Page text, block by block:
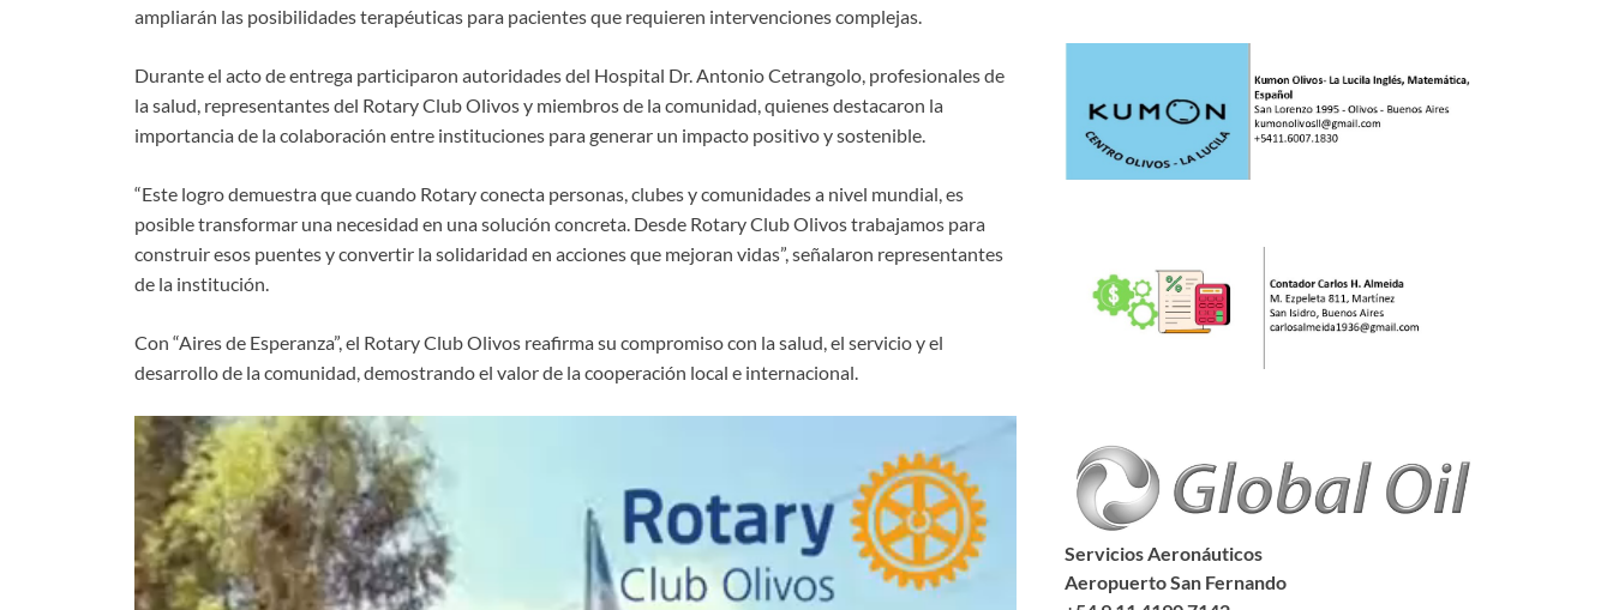
ampliarán las posibilidades terapéuticas para pacientes que requieren intervenciones complejas.
Durante el acto de entrega participaron autoridades del Hospital Dr. Antonio Cetrangolo, profesionales de
la salud, representantes del Rotary Club Olivos y miembros de la comunidad, quienes destacaron la
importancia de la colaboración entre instituciones para generar un impacto positivo y sostenible.
“Este logro demuestra que cuando Rotary conecta personas, clubes y comunidades a nivel mundial, es
posible transformar una necesidad en una solución concreta. Desde Rotary Club Olivos trabajamos para
construir esos puentes y convertir la solidaridad en acciones que mejoran vidas”, señalaron representantes
de la institución.
Con “Aires de Esperanza”, el Rotary Club Olivos reafirma su compromiso con la salud, el servicio y el
desarrollo de la comunidad, demostrando el valor de la cooperación local e internacional.
Servicios Aeronáuticos
Aeropuerto San Fernando